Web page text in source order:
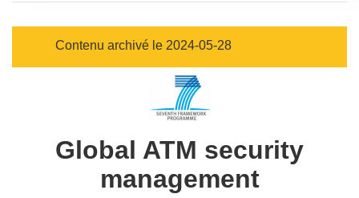
Contenu archivé le 2024-05-28
Global ATM security
management